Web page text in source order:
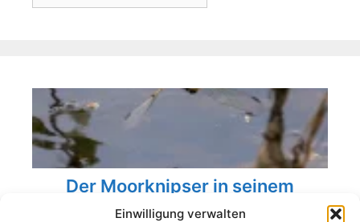
Einwilligung verwalten
Der Moorknipser in seinem
natürlichen Habitat